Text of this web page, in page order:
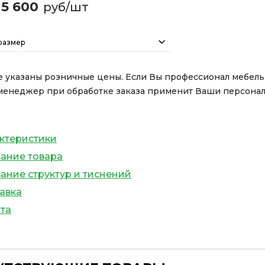
5 600 руб/шт
указаны розничные цены. Если Вы профессионал
при обработке заказа применит Ваши
товара
структур и тиснений